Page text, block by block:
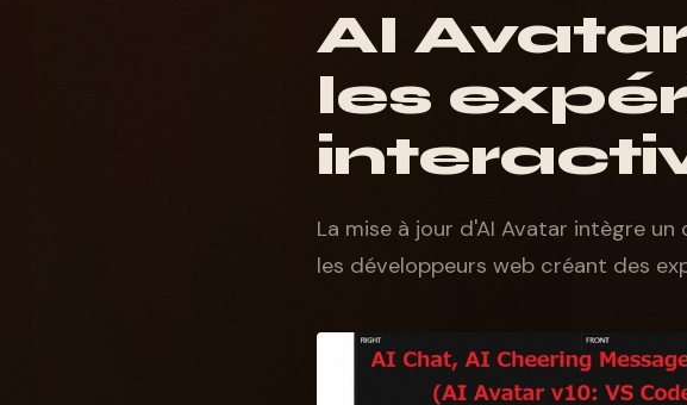
AI
les
La mise à jour d'AI Avatar intègre
les développeurs web créant des